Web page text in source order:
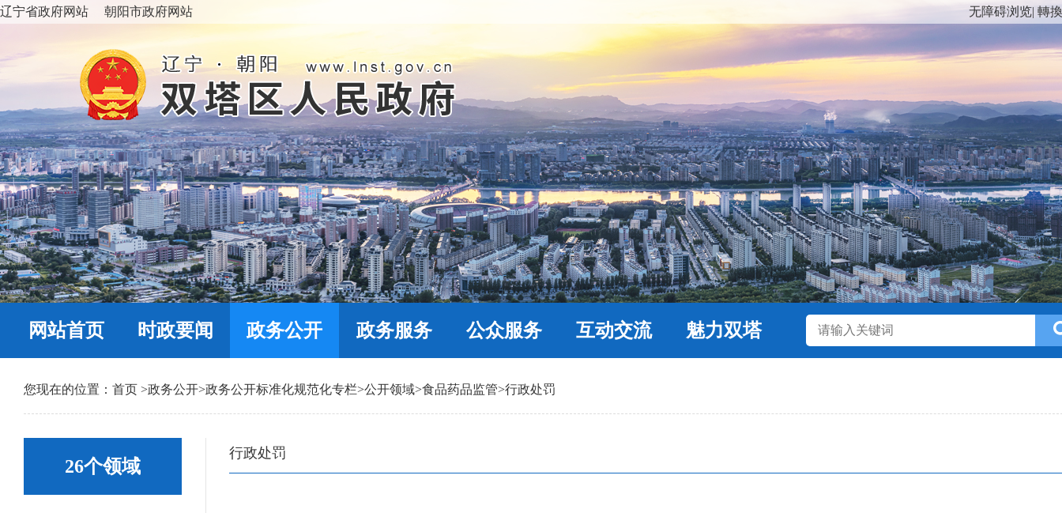
辽宁省政府网站 朝阳市政府网站 无障碍浏览| 轉
网站首页 时政要闻 政务公开 政务服务 公众服务 互动交流 魅力双塔
您现在的位置： 首页 >政务公开>政务公开标准化规范化专栏>公开领域>食品药品监管>行政处罚
26个领域
行政处罚